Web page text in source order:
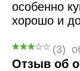
особенно
хорошо и
(3)
Отзыв об